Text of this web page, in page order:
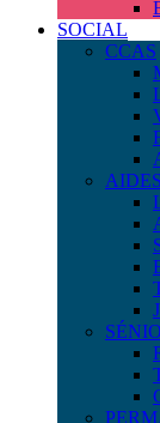
SOCIAL
CCAS